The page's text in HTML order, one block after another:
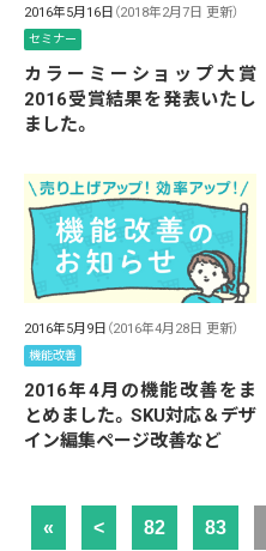
2016年5月16日 （2018年2月7日 更新）
セミナー
カラーミーショップ大賞
2016受賞結果を発表いたし
ました。
2016年5月9日 （2016年4月28日 更新）
機能改善
2016年4月の機能改善をま
とめました。SKU対応＆デザ
イン編集ページ改善など
« < 82 83